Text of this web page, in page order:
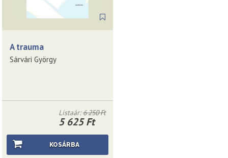
A trauma
Sárvári György
Listaár:6 250 Ft
5 625 Ft
KOSÁRBA